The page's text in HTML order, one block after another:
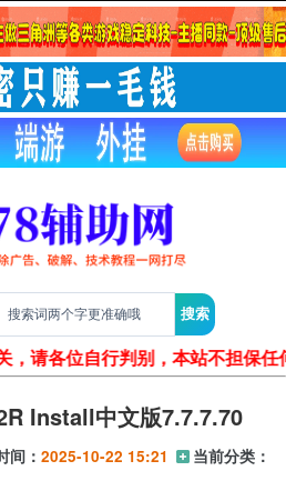
，请各位自行判别，本站不担保
Install中文版7.7.7.70
间： 2025-10-22 15:21
当前分类：